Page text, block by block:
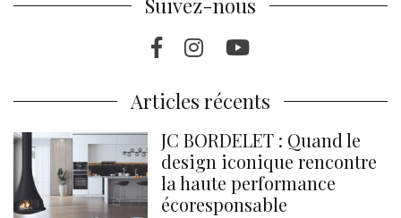
Suivez-nous
Facebook
Instragram
Youtube
Articles récents
JC BORDELET : Quand le
design iconique rencontre
la haute performance
écoresponsable